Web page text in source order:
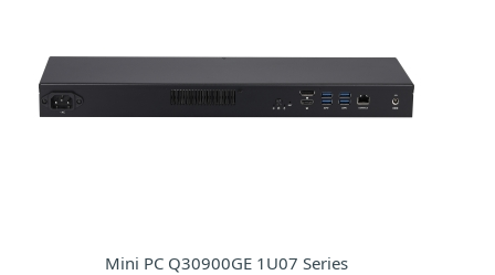
Mini PC Q30900GE 1U07 Series